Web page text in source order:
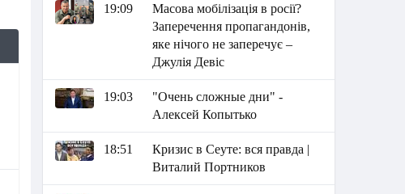
19:09
Масова мобілізація в росії?
Заперечення пропагандонів,
яке нічого не заперечує –
Джулія Девіс
19:03
"Очень сложные дни" -
Алексей Копытько
18:51
Кризис в Сеуте: вся правда |
Виталий Портников